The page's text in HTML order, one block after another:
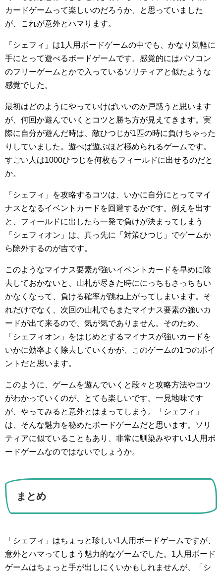
カードゲームって楽しいのだろうか、と思っていました
が、これが意外とハマります。
「シェフィ」は1人用ボードゲームの中でも、かなり気軽に
手にとって遊べるボードゲームです。感覚的にはパソコン
のフリーゲームとかで入っているソリティアと似たような
感覚でした。
最初はどのようにやっていけばいいのか戸惑うと思います
が、何回か遊んでいくとコツと勝ち方が見えてきます。実
際に自分が遊んだ時は、敵ひつじが1匹の時に負けちゃった
りしていました。遊べば遊ぶほど極められるゲームです。
すごい人は1000ひつじを何枚もフィールドに出せるのだと
か。
「シェフィ」を攻略するコツは、いかに自分にとってマイ
ナスとなるイベントカードを回避するかです。例えを出す
と、フィールドに出したら一発で負けが決まってしまう
「シェフィオン」は、真っ先に「対策ひつじ」でゲームか
ら除外するのが吉です。
このようなマイナス要素が強いイベントカードを早めに除
去しておかないと、山札が尽きた時ににっちもさっちもい
かなくなって、負ける確率が跳ね上がってしまいます。そ
れだけでなく、次回の山札でもまたマイナス要素の強いカ
ードが出て来るので、気が気でありません。そのため、
「シェフィオン」をはじめとするマイナスが強いカードを
いかに効率よく除去していくかが、このゲームの1つのポイ
ントだと思います。
このように、ゲームを遊んでいくと段々と攻略方法やコツ
がわかっていくのが、とても楽しいです。一見地味です
が、やってみると意外とはまってしまう。「シェフィ」
は、そんな魅力を秘めたボードゲームだと思います。ソリ
ティアに似ていることもあり、非常に馴染みやすい1人用ボ
ードゲームなのではないでしょうか。
まとめ
「シェフィ」はちょっと珍しい1人用ボードゲームですが、
意外とハマってしまう魅力的なゲームでした。1人用ボード
ゲームはちょっと手が出しにくいかもしれませんが、「シ